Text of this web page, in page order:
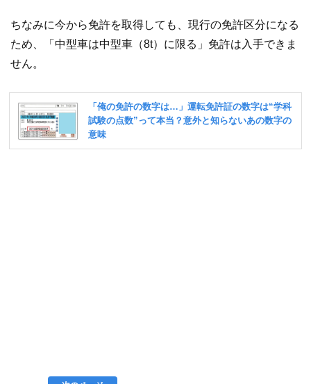
ちなみに今から免許を取得しても、現行の免許区分になる
ため、「中型車は中型車（8t）に限る」免許は入手できま
せん。